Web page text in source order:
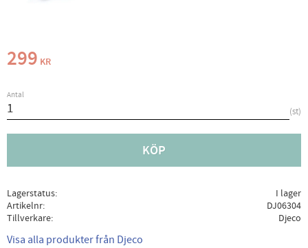
299 KR
Antal
st
KÖP
Lagerstatus
I lager
Artikelnr
DJ06304
Tillverkare
Djeco
Visa alla produkter från Djeco